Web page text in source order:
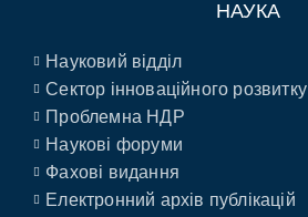
НАУКА
Науковий відділ
Сектор інноваційного розвитку
Проблемна НДР
Наукові форуми
Фахові видання
Електронний архів публікацій